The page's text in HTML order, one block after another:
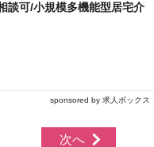
談可/小規模多機能型居宅介
sponsored by 求人ボックス
次へ